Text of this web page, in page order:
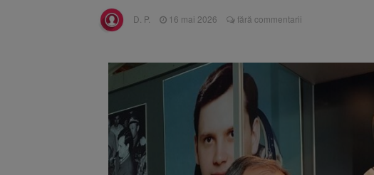
Unul dintre cele
fost semnat (FOTO)
Trafic blocat pe
D. P. 16 mai 2026 fără commentarii